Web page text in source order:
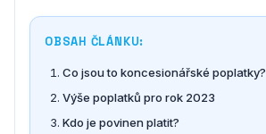
OBSAH ČLÁNKU:
Co jsou to koncesionářské poplatky?
Výše poplatků pro rok 2023
Kdo je povinen platit?